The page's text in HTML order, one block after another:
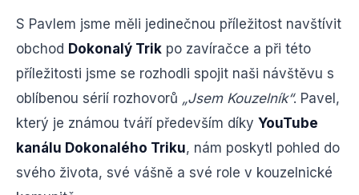
S Pavlem jsme měli jedinečnou příležitost navštívit
obchod Dokonalý Trik po zavíračce a při této
příležitosti jsme se rozhodli spojit naši návštěvu s
oblíbenou sérií rozhovorů „Jsem Kouzelník“. Pavel,
který je známou tváří především díky YouTube
kanálu Dokonalého Triku, nám poskytl pohled do
svého života, své vášně a své role v kouzelnické